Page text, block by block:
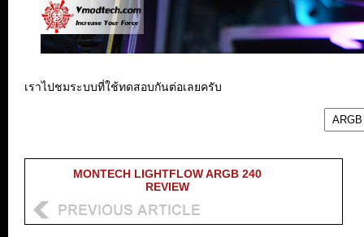
เราไปชมระบบที่ใช้ทดสอบกันต่อเลยครับ
MONTECH LIGHTFLOW ARGB 240
REVIEW